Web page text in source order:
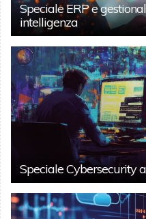
Speciale ERP e
intelligenza
Speciale Cybersecurity